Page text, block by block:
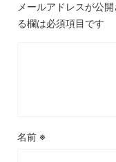
メールアドレスが公
る欄は必須項目です
名前 ※